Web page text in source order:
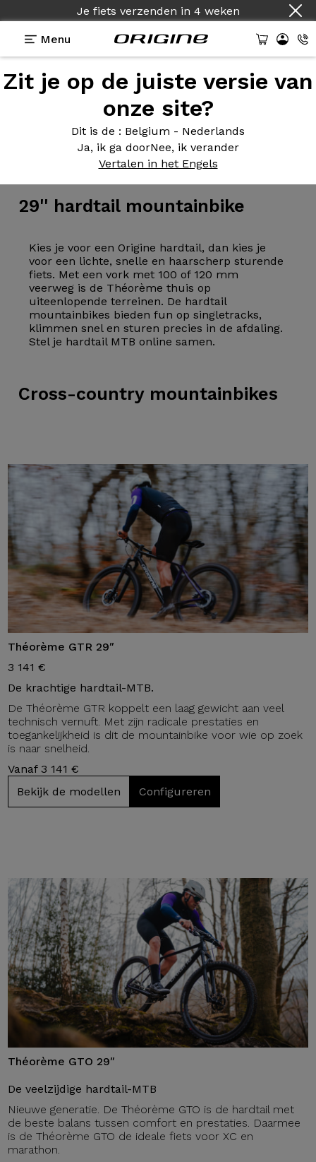
Je fiets verzenden in 4 weken
Menu
Zit je op de juiste versie van
onze site?
Dit is de : Belgium - Nederlands
Ja, ik ga doorNee, ik verander
Vertalen in het Engels
29'' hardtail mountainbike
Kies je voor een Origine hardtail, dan kies je
voor een lichte, snelle en haarscherp sturende
fiets. Met een vork met 100 of 120 mm
veerweg is de Théorème thuis op
uiteenlopende terreinen. De hardtail
mountainbikes bieden fun op singletracks,
klimmen snel en sturen precies in de afdaling.
Stel je hardtail MTB online samen.
Cross-countrymountainbikes
Théorème GTR 29″
3 141 €
De krachtige hardtail-MTB.
De Théorème GTR koppelt een laag gewicht aan veel
technisch vernuft. Met zijn radicale prestaties en
toegankelijkheid is dit de mountainbike voor wie op zoek
is naar snelheid.
Vanaf 3 141 €
Bekijk de modellen
Configureren
Théorème GTO 29″
De veelzijdige hardtail-MTB
Nieuwe generatie. De Théorème GTO is de hardtail met
de beste balans tussen comfort en prestaties. Daarmee
is de Théorème GTO de ideale fiets voor XC en
marathon.